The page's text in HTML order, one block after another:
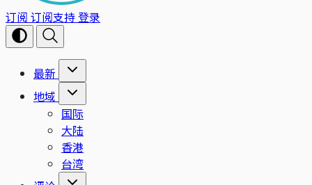
订阅 订阅支持登录
最新
地域
国际
大陆
香港
台湾